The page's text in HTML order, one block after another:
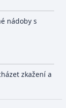
nádoby s
zkažení a